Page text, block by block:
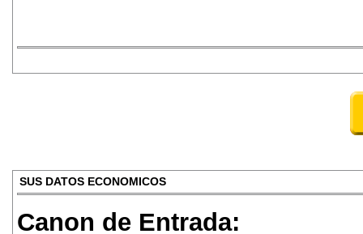
SUS DATOS ECONOMICOS
Canon de Entrada: